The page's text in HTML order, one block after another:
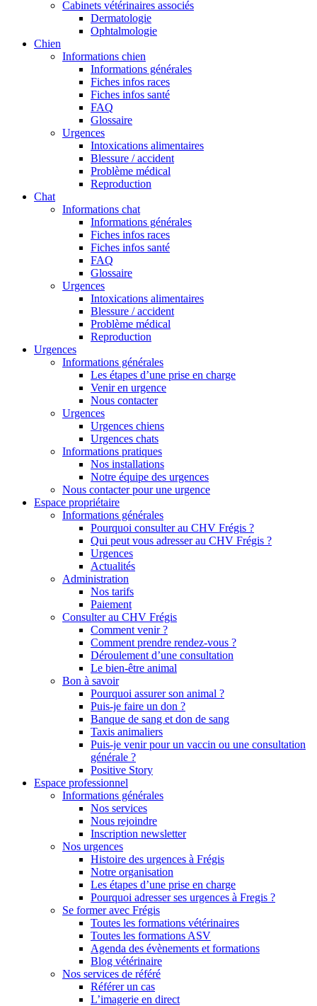
Cabinets vétérinaires associés
Dermatologie
Ophtalmologie
Chien
Informations chien
Informations générales
Fiches infos races
Fiches infos santé
FAQ
Glossaire
Urgences
Intoxications alimentaires
Blessure / accident
Problème médical
Reproduction
Chat
Informations chat
Informations générales
Fiches infos races
Fiches infos santé
FAQ
Glossaire
Urgences
Intoxications alimentaires
Blessure / accident
Problème médical
Reproduction
Urgences
Informations générales
Les étapes d’une prise en charge
Venir en urgence
Nous contacter
Urgences
Urgences chiens
Urgences chats
Informations pratiques
Nos installations
Notre équipe des urgences
Nous contacter pour une urgence
Espace propriétaire
Informations générales
Pourquoi consulter au CHV Frégis ?
Qui peut vous adresser au CHV Frégis ?
Urgences
Actualités
Administration
Nos tarifs
Paiement
Consulter au CHV Frégis
Comment venir ?
Comment prendre rendez-vous ?
Déroulement d’une consultation
Le bien-être animal
Bon à savoir
Pourquoi assurer son animal ?
Puis-je faire un don ?
Banque de sang et don de sang
Taxis animaliers
Puis-je venir pour un vaccin ou une consultation
générale ?
Positive Story
Espace professionnel
Informations générales
Nos services
Nous rejoindre
Inscription newsletter
Nos urgences
Histoire des urgences à Frégis
Notre organisation
Les étapes d’une prise en charge
Pourquoi adresser ses urgences à Fregis ?
Se former avec Frégis
Toutes les formations vétérinaires
Toutes les formations ASV
Agenda des évènements et formations
Blog vétérinaire
Nos services de référé
Référer un cas
L’imagerie en direct